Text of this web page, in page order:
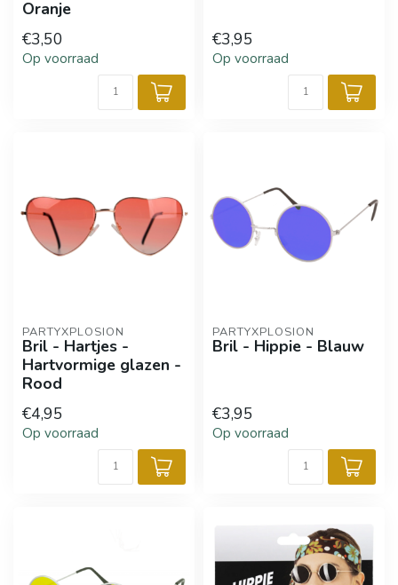
Oranje
€3,50
Op voorraad
€3,95
Op voorraad
PARTYXPLOSION
Bril - Hartjes -
Hartvormige glazen -
Rood
€4,95
Op voorraad
PARTYXPLOSION
Bril - Hippie - Blauw
€3,95
Op voorraad